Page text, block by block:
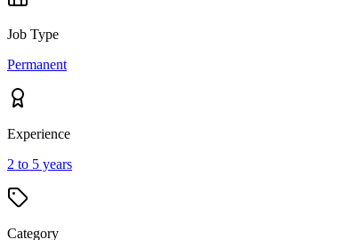
Job Type
Permanent
Experience
2 to 5 years
Category